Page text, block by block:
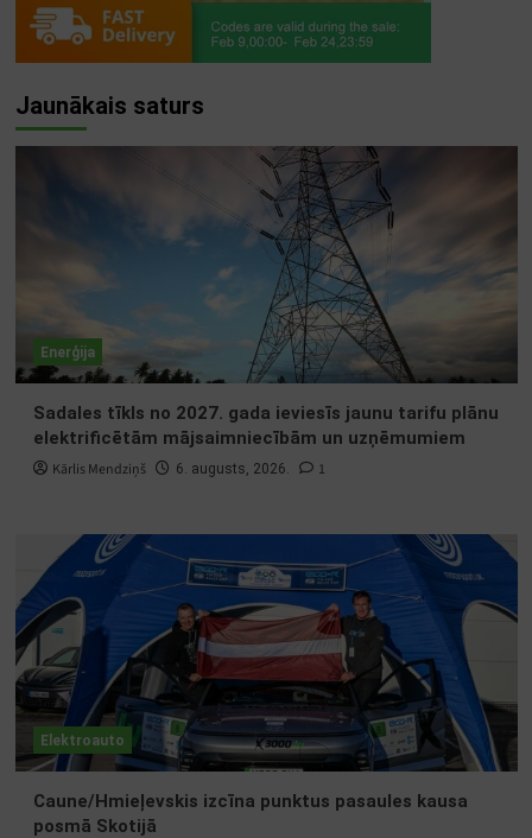
Jaunākais saturs
Enerģija
Sadales tīkls no 2027. gada ieviesīs jaunu tarifu plānu
elektrificētām mājsaimniecībām un uzņēmumiem
Kārlis Mendziņš 6. augusts, 2026. 1
Elektroauto
Caune/Hmieļevskis izcīna punktus pasaules kausa
posmā Skotijā